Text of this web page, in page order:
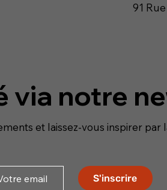
91
via notre
et laissez-vous inspirer par
S'inscrire